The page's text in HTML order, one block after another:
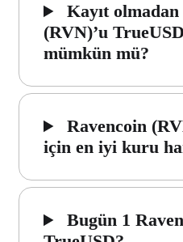
Kayıt
(RVN)’u
mümkün mü?
Ravencoin
için en iyi kuru
Bugün 1